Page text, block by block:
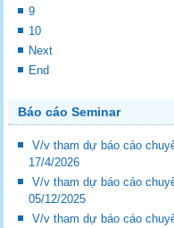
9
10
Next
End
Báo cáo Seminar
V/v tham dự báo cáo
17/4/2026
V/v tham dự báo cáo
05/12/2025
V/v tham dự báo cáo